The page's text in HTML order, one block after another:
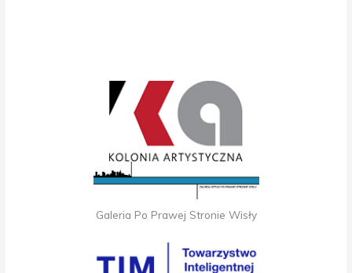
Galeria Po Prawej Stronie Wisły